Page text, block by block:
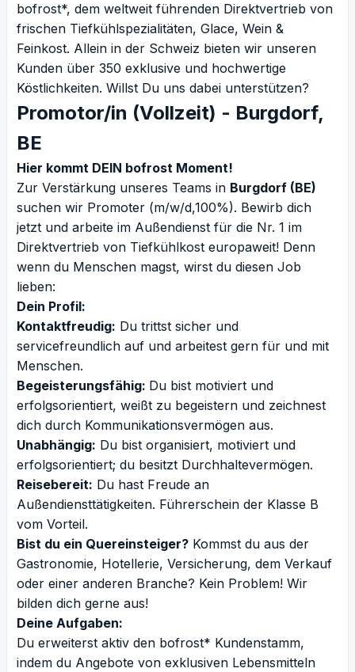
bofrost*, dem weltweit führenden Direktvertrieb von
frischen Tiefkühlspezialitäten, Glace, Wein &
Feinkost. Allein in der Schweiz bieten wir unseren
Kunden über 350 exklusive und hochwertige
Köstlichkeiten. Willst Du uns dabei unterstützen?
Promotor/in (Vollzeit) - Burgdorf,
BE
Hier kommt DEIN bofrost Moment!
Zur Verstärkung unseres Teams in Burgdorf (BE)
suchen wir Promoter (m/w/d,100%). Bewirb dich
jetzt und arbeite im Außendienst für die Nr. 1 im
Direktvertrieb von Tiefkühlkost europaweit! Denn
wenn du Menschen magst, wirst du diesen Job
lieben:
Dein Profil:
Kontaktfreudig: Du trittst sicher und
servicefreundlich auf und arbeitest gern für und mit
Menschen.
Begeisterungsfähig: Du bist motiviert und
erfolgsorientiert, weißt zu begeistern und zeichnest
dich durch Kommunikationsvermögen aus.
Unabhängig: Du bist organisiert, motiviert und
erfolgsorientiert; du besitzt Durchhaltevermögen.
Reisebereit: Du hast Freude an
Außendiensttätigkeiten. Führerschein der Klasse B
vom Vorteil.
Bist du ein Quereinsteiger? Kommst du aus der
Gastronomie, Hotellerie, Versicherung, dem Verkauf
oder einer anderen Branche? Kein Problem! Wir
bilden dich gerne aus!
Deine Aufgaben:
Du erweiterst aktiv den bofrost* Kundenstamm,
indem du Angebote von exklusiven Lebensmitteln